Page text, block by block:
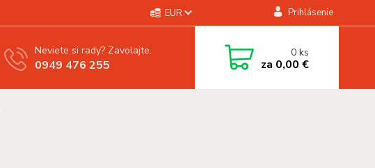
EUR Prihlásenie
Neviete si rady? Zavolajte.
0949 476 255
0ks
za 0,00 €